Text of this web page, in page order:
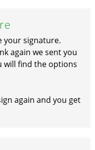
your signature.
again we sent you
will find the options
again and you get